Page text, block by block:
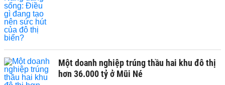
Một doanh nghiệp trúng thầu hai khu đô thị
hơn 36.000 tỷ ở Mũi Né